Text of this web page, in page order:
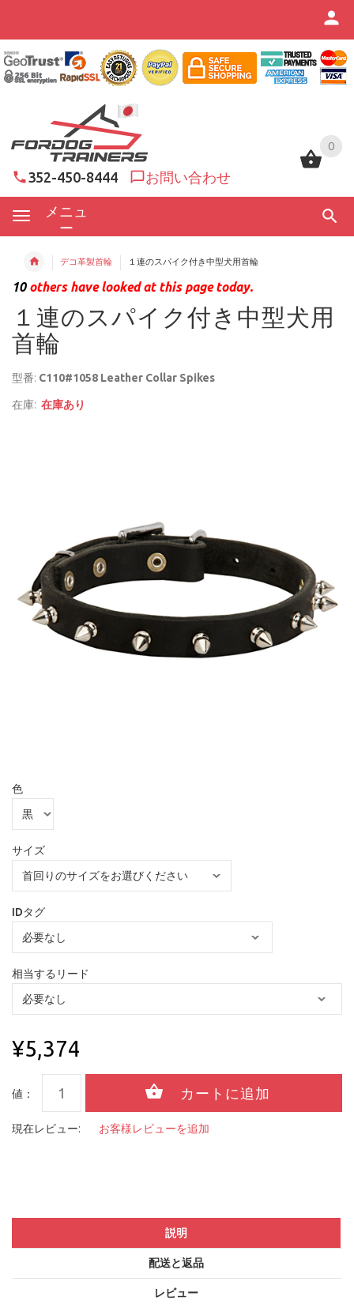
0
352-450-8444 お問い合わせ
メニュ
ー
0
デコ革製首輪 １連のスパイク付き中型犬用首輪
10others have looked at this page today.
１連のスパイク付き中型犬用
首輪
型番: C110#1058 Leather Collar Spikes
在庫: 在庫あり
色
サイズ
IDタグ
相当するリード
¥5,374
値：
現在レビュー: お客様レビューを追加
説明
配送と返品
レビュー